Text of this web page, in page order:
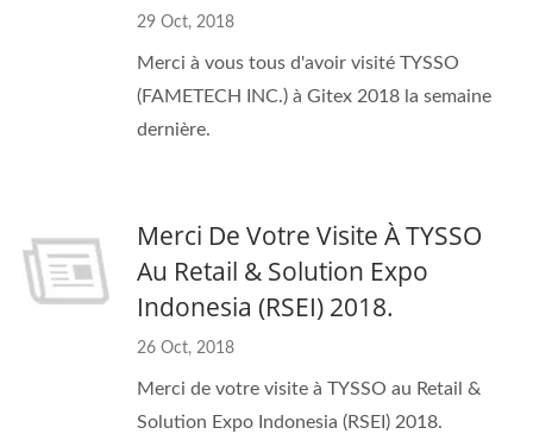
29 Oct, 2018
Merci à vous tous d'avoir visité TYSSO
(FAMETECH INC.) à Gitex 2018 la semaine
dernière.
Merci De Votre Visite À TYSSO
Au Retail & Solution Expo
Indonesia (RSEI) 2018.
26 Oct, 2018
Merci de votre visite à TYSSO au Retail &
Solution Expo Indonesia (RSEI) 2018.